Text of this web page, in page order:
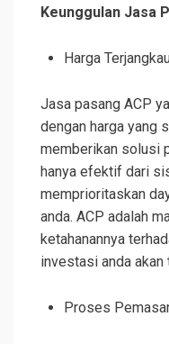
Keunggulan Jasa
Harga
Jasa pasang ACP
dengan harga yang
memberikan solusi
hanya efektif dari
memprioritaskan
anda. ACP adalah
ketahanannya
investasi anda akan
Proses